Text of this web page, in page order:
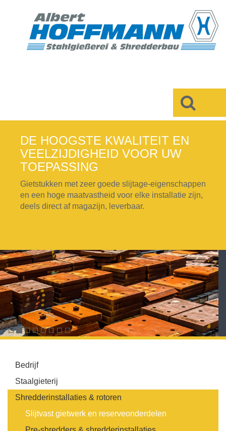
DE HOOGSTE KWALITEIT EN
VEELZIJDIGHEID VOOR UW
TOEPASSING
Gietstukken met zeer goede slijtage-eigenschappen
en een hoge maatvastheid voor elke installatie zijn,
deels direct af magazijn, leverbaar.
Bedrijf
Staalgieterij
Shredderinstallaties & rotoren
Slijtvast gietwerk en reserveonderdelen